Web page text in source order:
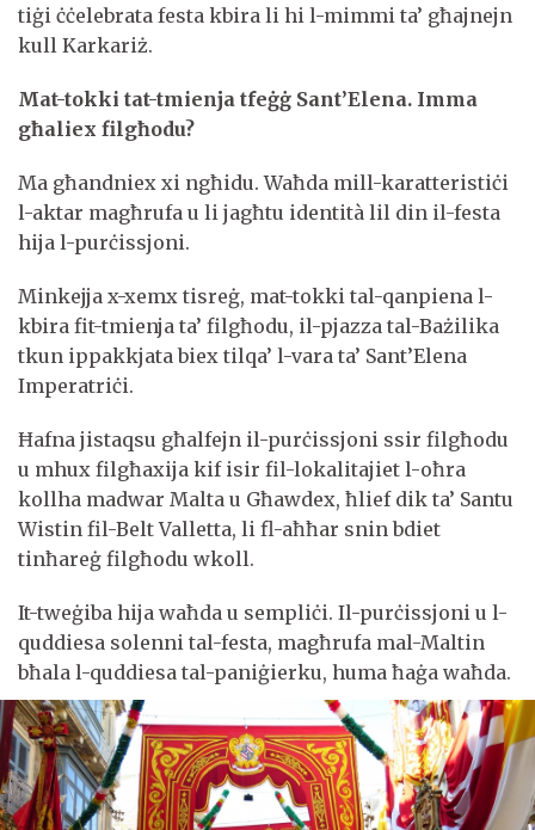
tiġi ċċelebrata festa kbira li hi l-mimmi ta’ għajnejn
kull Karkariż.
Mat-tokki tat-tmienja tfeġġ Sant’Elena. Imma
għaliex filgħodu?
Ma għandniex xi ngħidu. Waħda mill-karatteristiċi
l-aktar magħrufa u li jagħtu identità lil din il-festa
hija l-purċissjoni.
Minkejja x-xemx tisreġ, mat-tokki tal-qanpiena l-
kbira fit-tmienja ta’ filgħodu, il-pjazza tal-Bażilika
tkun ippakkjata biex tilqa’ l-vara ta’ Sant’Elena
Imperatriċi.
Ħafna jistaqsu għalfejn il-purċissjoni ssir filgħodu
u mhux filgħaxija kif isir fil-lokalitajiet l-oħra
kollha madwar Malta u Għawdex, ħlief dik ta’ Santu
Wistin fil-Belt Valletta, li fl-aħħar snin bdiet
tinħareġ filgħodu wkoll.
It-tweġiba hija waħda u sempliċi. Il-purċissjoni u l-
quddiesa solenni tal-festa, magħrufa mal-Maltin
bħala l-quddiesa tal-paniġierku, huma ħaġa waħda.